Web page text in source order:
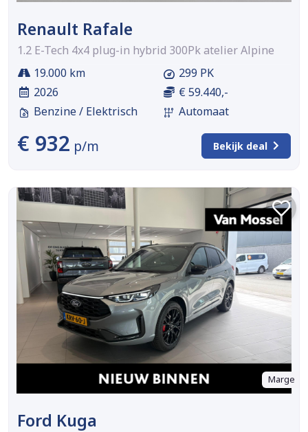
Renault Rafale
1.2 E-Tech 4x4 plug-in hybrid 300Pk atelier Alpine
19.000 km
2026
Benzine / Elektrisch
299 PK
€ 59.440,-
Automaat
€ 932 p/m Bekijk deal
Marge
Ford Kuga